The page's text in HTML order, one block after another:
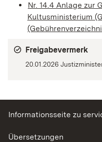
Nr. 14.4 Anlage zur
Kultusministerium
Freigabevermerk
20.01.2026
Informationsseite zu
Übersetzungen